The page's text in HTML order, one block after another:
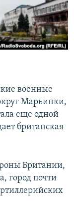
военные
Марьинки,
еще одной
британская
Британии,
город почти